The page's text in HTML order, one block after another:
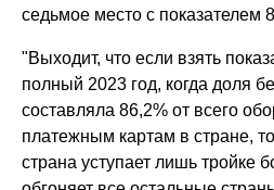
седьмое место с показателем
"Выходит, что если взять
полный 2023 год, когда доля
составляла 86,2% от всего
платежным картам в стране,
страна уступает лишь тройке